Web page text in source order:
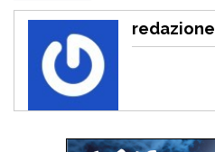
redazione